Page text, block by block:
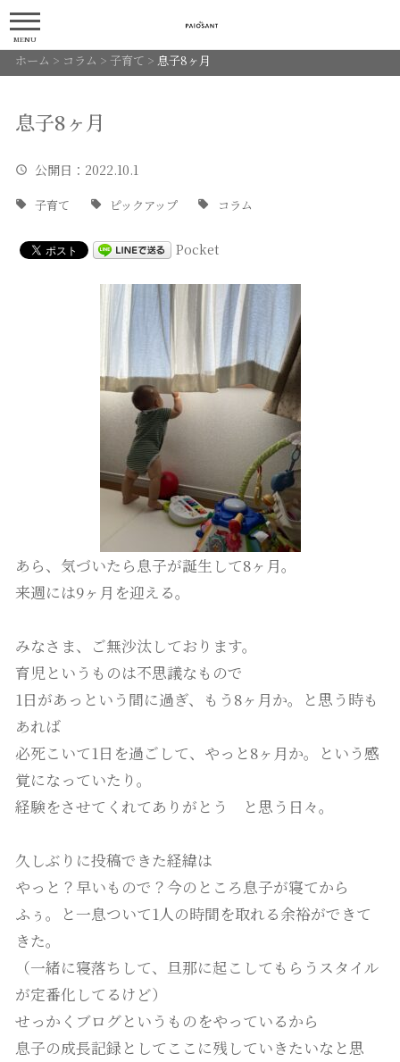
MENU
ホーム > コラム > 子育て > 息子8ヶ月
息子8ヶ月
公開日 ：2022.10.1
子育て ピックアップ コラム
Pocket
あら、気づいたら息子が誕生して8ヶ月。
来週には9ヶ月を迎える。
みなさま、ご無沙汰しております。
育児というものは不思議なもので
1日があっという間に過ぎ、もう8ヶ月か。と思う時も
あれば
必死こいて1日を過ごして、やっと8ヶ月か。という感
覚になっていたり。
経験をさせてくれてありがとう と思う日々。
久しぶりに投稿できた経緯は
やっと？早いもので？今のところ息子が寝てから
ふぅ。と一息ついて1人の時間を取れる余裕ができて
きた。
（一緒に寝落ちして、旦那に起こしてもらうスタイル
が定番化してるけど）
せっかくブログというものをやっているから
息子の成長記録としてここに残していきたいなと思